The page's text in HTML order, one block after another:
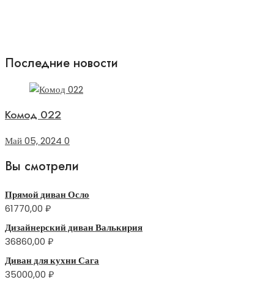
Последние новости
Комод 022
Май 05, 2024 0
Вы смотрели
Прямой диван Осло
61770,00 ₽
Дизайнерский диван Валькирия
36860,00 ₽
Диван для кухни Сага
35000,00 ₽